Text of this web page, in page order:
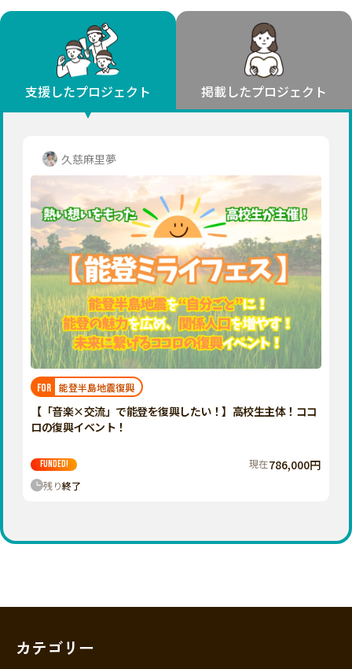
フード・農業
文化
環境・エシカル
人権・マイノリティ
社会貢献
地域からさがす 北海道・東北
北海道
宮城
秋田
山形
福島
関東
群馬
千葉
神奈川
石川
北海道 青森 岩手 宮城
秋田
福島
茨城 栃木 群馬
千葉
東京
神奈川
新潟 富山
長野
岐阜 静岡
近畿
三重 滋賀 京都 大阪
兵庫
奈良
和歌山
中国
鳥取 島根 岡山 広島 山口
四国
徳島 香川 愛媛 高知
九州・沖縄
福岡 佐賀 長崎
宮崎
鹿児島 沖縄
支援したプロジェクト 掲載したプロジェクト
久慈麻里夢
FOR 能登半島地震復興
【「音楽×交流」で能登を復興したい！】高校生主体！ココ
ロの復興イベント！
FUNDED! 現在786,000円
残り終了
カテゴリー